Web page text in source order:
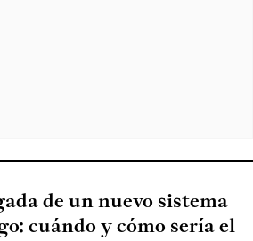
de un nuevo sistema
cuándo y cómo sería el